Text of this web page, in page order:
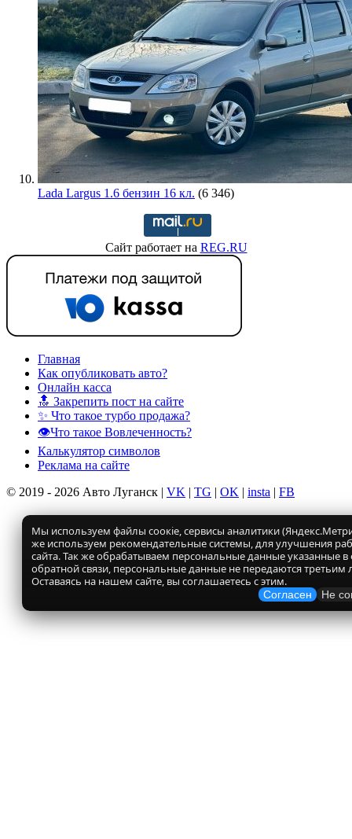
Lada Largus 1.6 бензин 16 кл. (6 346)
Сайт работает на REG.RU
Главная
Как опубликовать авто?
Онлайн касса
🔝 Закрепить пост на сайте
✨ Что такое турбо продажа?
👁️Что такое Вовлеченность?
Калькулятор символов
Реклама на сайте
© 2019 - 2026 Авто Луганск | VK | TG | OK | insta | FB
Мы используем файлы соокіе, сервисы аналитики
же используем рекомендательные системы, для улучшения
сайта. Так же обрабатываем персональные данные указанные
обратной связи, персональные данные не передаются третьим
Оставаясь на нашем сайте, вы соглашаетесь с этим.
Согласен Не